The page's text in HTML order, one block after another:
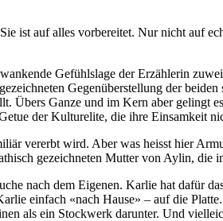
ist auf alles vorbereitet. Nur nicht auf
Gefühlslage der Erzählerin
Gegenüberstellung der
Ganze und im Kern aber gelingt
der Kulturelite, die ihre Einsamkeit
vererbt wird. Aber was heisst hier
gezeichneten Mutter von Aylin, die
nach dem Eigenen. Karlie hat dafür
einfach «nach Hause» – auf die
als ein Stockwerk darunter. Und